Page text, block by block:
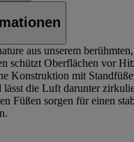
aus unserem
schützt Oberflächen vor
Konstruktion mit
die Luft darunter
Füßen sorgen für einen